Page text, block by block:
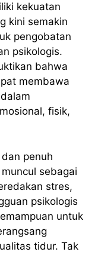
kekuatan
kini semakin
pengobatan
psikologis.
bahwa
membawa
fisik,
penuh
sebagai
stres,
psikologis
untuk
tidur. Tak